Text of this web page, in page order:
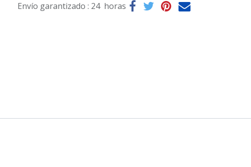
Envío garantizado : 24 horas